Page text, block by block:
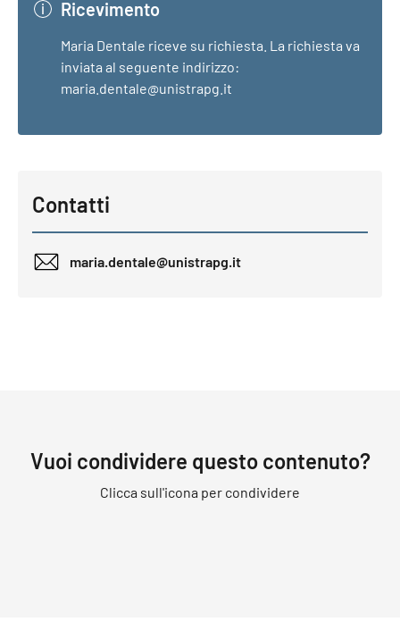
Ricevimento
Maria Dentale riceve su richiesta. La richiesta va
inviata al seguente indirizzo:
maria.dentale@unistrapg.it
Contatti
maria.dentale@unistrapg.it
Vuoi condividere questo contenuto?
Clicca sull'icona per condividere